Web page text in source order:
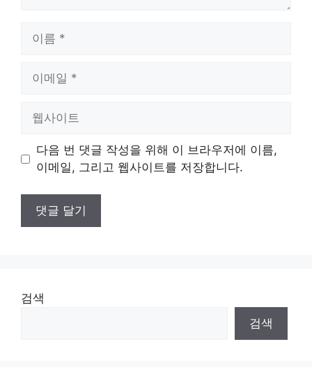
트
다음 번 댓글 작성을 위해 이 브라우저에 이름,
이메일, 그리고 웹사이트를 저장합니다.
검색
검색